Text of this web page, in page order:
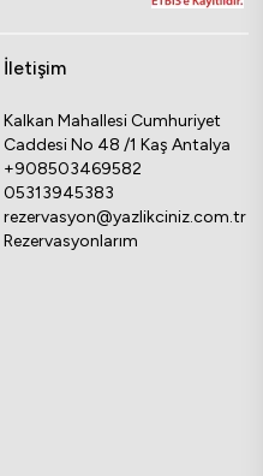
İletişim
Kalkan Mahallesi Cumhuriyet
Caddesi No 48 /1 Kaş Antalya
+908503469582
05313945383
rezervasyon@yazlikciniz.com.tr
Rezervasyonlarım